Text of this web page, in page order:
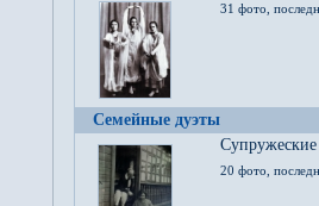
31 фото,
Семейные дуэты
20 фото,